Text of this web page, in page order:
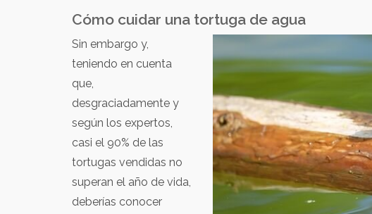
Cómo cuidar una tortuga de agua
Sin embargo y,
teniendo en cuenta
que,
desgraciadamente y
según los expertos,
casi el 90% de las
tortugas vendidas no
superan el año de vida,
deberías conocer